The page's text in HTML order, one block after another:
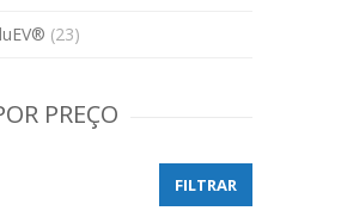
(23)
PREÇO
FILTRAR